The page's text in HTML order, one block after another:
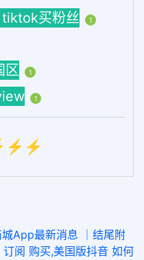
买粉丝 1
区 1
1
App最新消息 ｜结尾附
阅 购买,美国版抖音 如何